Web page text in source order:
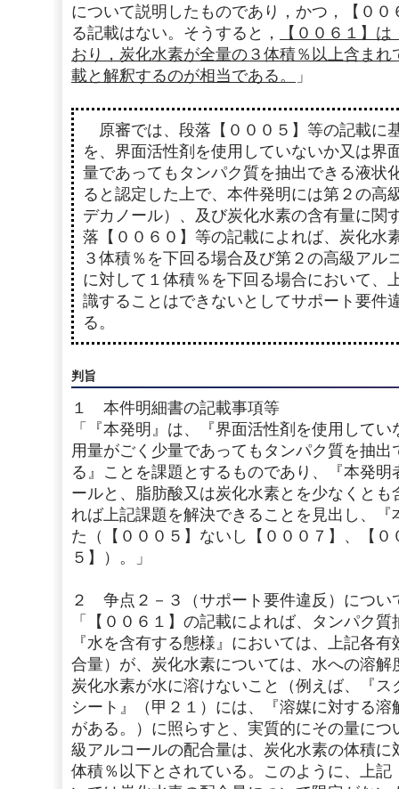
について説明したものであり，かつ，【０
る記載はない。そうすると，
【００６１】
おり，炭化水素が全量の３体積％以上含ま
載と解釈するのが相当である。
」
原審では、段落【０００５】等の記載に
を、界面活性剤を使用していないか又は界
量であってもタンパク質を抽出できる液状
ると認定した上で、本件発明には第２の高
デカノール）、及び炭化水素の含有量に関
落【００６０】等の記載によれば、炭化水
３体積％を下回る場合及び第２の高級アル
に対して１体積％を下回る場合において、
識することはできないとしてサポート要件
る。
判旨
１ 本件明細書の記載事項等
「『本発明』は、『界面活性剤を使用して
用量がごく少量であってもタンパク質を抽
る』ことを課題とするものであり、『本発
ールと、脂肪酸又は炭化水素とを少なくと
れば上記課題を解決できることを見出し、
た（【０００５】ないし【０００７】、【０
５】）。」
２ 争点２－３（サポート要件違反）につい
「【００６１】の記載によれば、タンパク
『水を含有する態様』においては、上記各
合量）が、炭化水素については、水への溶
炭化水素が水に溶けないこと（例えば、『
シート』（甲２１）には、『溶媒に対する
がある。）に照らすと、実質的にその量に
級アルコールの配合量は、炭化水素の体積
体積％以下とされている。このように、上